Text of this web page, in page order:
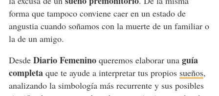
forma que tampoco conviene caer en un estado de
angustia cuando soñamos con la muerte de un familiar o
la de un amigo.
Desde Diario Femeninoqueremos elaborar una guía
completaque te ayude a interpretar tus propios sueños,
analizando la simbología más recurrente y sus posibles